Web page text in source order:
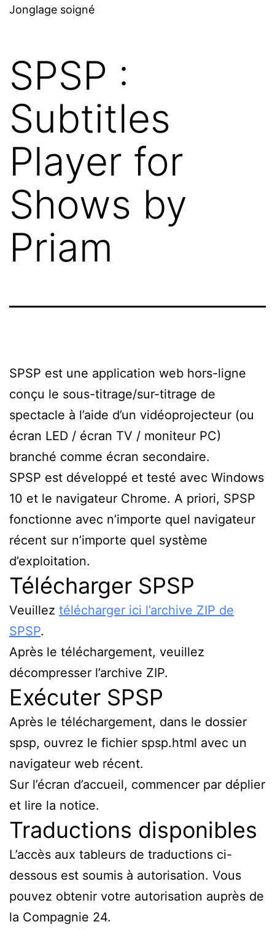
Jonglage soigné
SPSP :
Subtitles
Player for
Shows by
Priam
SPSP est une application web hors-ligne
conçu le sous-titrage/sur-titrage de
spectacle à l’aide d’un vidéoprojecteur (ou
écran LED / écran TV / moniteur PC)
branché comme écran secondaire.
SPSP est développé et testé avec Windows
10 et le navigateur Chrome. A priori, SPSP
fonctionne avec n’importe quel navigateur
récent sur n’importe quel système
d’exploitation.
Télécharger SPSP
Veuillez télécharger ici l’archive ZIP de
SPSP.
Après le téléchargement, veuillez
décompresser l’archive ZIP.
Exécuter SPSP
Après le téléchargement, dans le dossier
spsp, ouvrez le fichier spsp.html avec un
navigateur web récent.
Sur l’écran d’accueil, commencer par déplier
et lire la notice.
Traductions disponibles
L’accès aux tableurs de traductions ci-
dessous est soumis à autorisation. Vous
pouvez obtenir votre autorisation auprès de
la Compagnie 24.